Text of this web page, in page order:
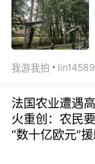
我游我拍
法国农业遭遇
火重创：农民
“数十亿欧元”